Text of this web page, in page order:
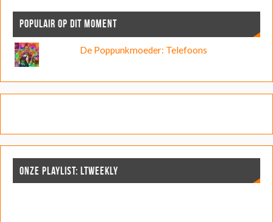
POPULAIR OP DIT MOMENT
De Poppunkmoeder: Telefoons
ONZE PLAYLIST: LTWEEKLY